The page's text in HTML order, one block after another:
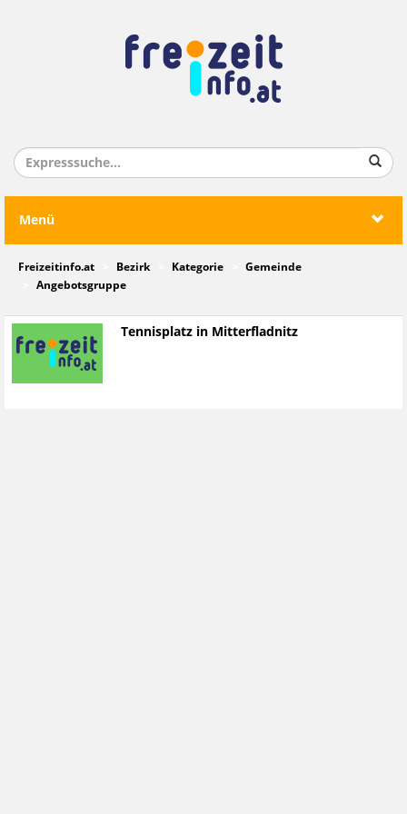
Menü
Freizeitinfo.at Bezirk Kategorie
Gemeinde
Angebotsgruppe
Tennisplatz in Mitterfladnitz